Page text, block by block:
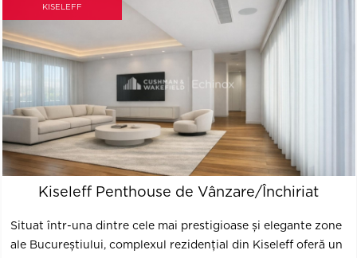
KISELEFF
Kiseleff Penthouse de Vânzare/Închiriat
Situat într-una dintre cele mai prestigioase și elegante zone
ale Bucureștiului, complexul rezidențial din Kiseleff oferă un